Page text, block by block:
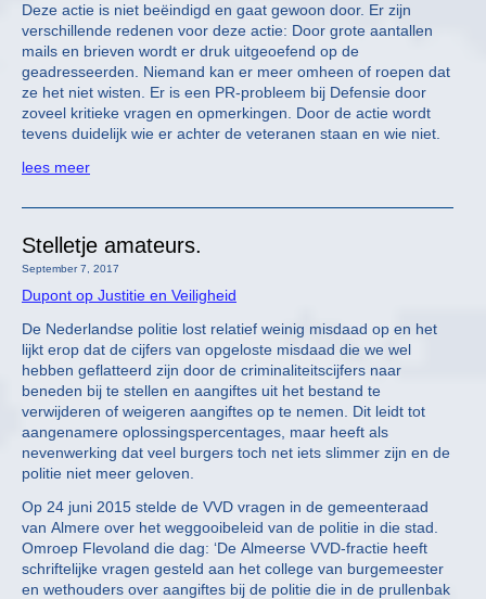
Deze actie is niet beëindigd en gaat gewoon door. Er zijn
verschillende redenen voor deze actie: Door grote aantallen
mails en brieven wordt er druk uitgeoefend op de
geadresseerden. Niemand kan er meer omheen of roepen dat
ze het niet wisten. Er is een PR-probleem bij Defensie door
zoveel kritieke vragen en opmerkingen. Door de actie wordt
tevens duidelijk wie er achter de veteranen staan en wie niet.
lees meer
Stelletje amateurs.
September 7, 2017
Dupont op Justitie en Veiligheid
De Nederlandse politie lost relatief weinig misdaad op en het
lijkt erop dat de cijfers van opgeloste misdaad die we wel
hebben geflatteerd zijn door de criminaliteitscijfers naar
beneden bij te stellen en aangiftes uit het bestand te
verwijderen of weigeren aangiftes op te nemen. Dit leidt tot
aangenamere oplossingspercentages, maar heeft als
nevenwerking dat veel burgers toch net iets slimmer zijn en de
politie niet meer geloven.
Op 24 juni 2015 stelde de VVD vragen in de gemeenteraad
van Almere over het weggooibeleid van de politie in die stad.
Omroep Flevoland die dag: ‘De Almeerse VVD-fractie heeft
schriftelijke vragen gesteld aan het college van burgemeester
en wethouders over aangiftes bij de politie die in de prullenbak